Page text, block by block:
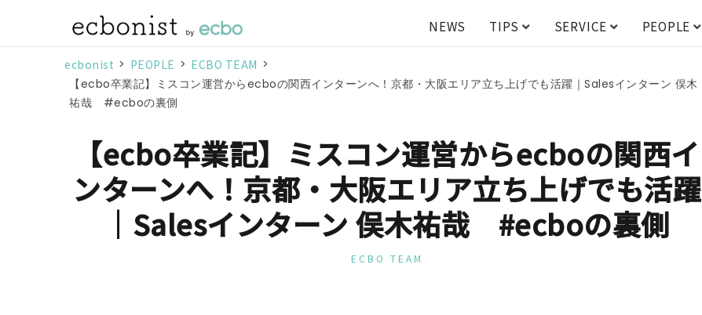
NEWS TIPS SERVICE PEOPLE
ecbonist > PEOPLE > ECBO TEAM >
【ecbo卒業記】ミスコン運営からecboの関西インターンへ！京都・大阪エリア立ち上げでも活躍｜Salesインターン 俣木
祐哉 #ecboの裏側
【ecbo卒業記】ミスコン運営からecboの関西イ
ンターンへ！京都・大阪エリア立ち上げでも活躍
｜Salesインターン 俣木祐哉 #ecboの裏側
ECBO TEAM